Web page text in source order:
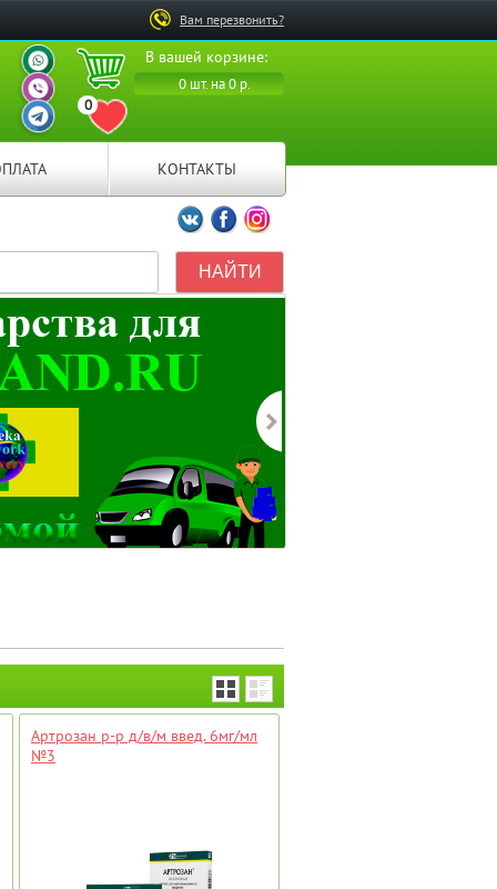
Вам перезвонить?
В вашей корзине:
0 шт. на 0 р.
0
ПЕРЕЙТИ В ИЗБРАННОЕ
ВАШ ПЕРСОНАЛЬНЫЙ
МЕНЕДЖЕР
ВАШ ПЕРСОНАЛЬНЫЙ
МЕНЕДЖЕР
ВАШ ПЕРСОНАЛЬНЫЙ
МЕНЕДЖЕР
КОНТАКТЫ
Мы ВКонтакте
Мы на Facebook
Мы в Instagramm
Артрозан р-р д/в/м введ. 6мг/мл
№3